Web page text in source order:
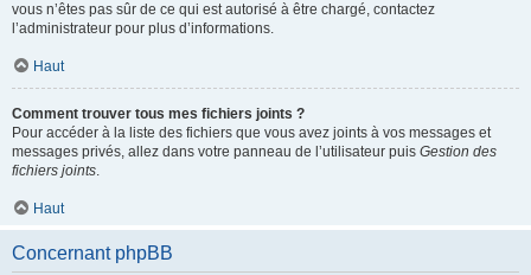
vous n’êtes pas sûr de ce qui est autorisé à être chargé, contactez
l’administrateur pour plus d’informations.
Haut
Comment trouver tous mes fichiers joints ?
Pour accéder à la liste des fichiers que vous avez joints à vos messages et
messages privés, allez dans votre panneau de l’utilisateur puis Gestion des
fichiers joints.
Haut
Concernant phpBB